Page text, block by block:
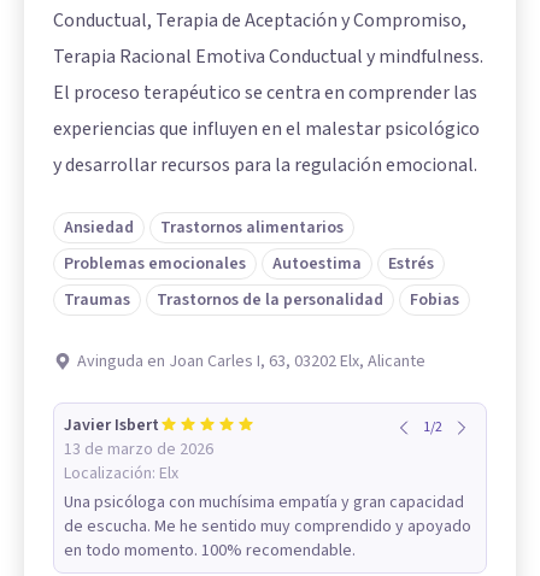
Conductual, Terapia de Aceptación y Compromiso,
Terapia Racional Emotiva Conductual y mindfulness.
El proceso terapéutico se centra en comprender las
experiencias que influyen en el malestar psicológico
y desarrollar recursos para la regulación emocional.
Ansiedad
Trastornos alimentarios
Problemas emocionales
Autoestima
Estrés
Traumas
Trastornos de la personalidad Fobias
Avinguda en Joan Carles I, 63, 03202 Elx, Alicante
Javier Isbert
13 de marzo de 2026
Localización: Elx
1/2
Una psicóloga con muchísima empatía y gran capacidad
de escucha. Me he sentido muy comprendido y apoyado
en todo momento. 100% recomendable.